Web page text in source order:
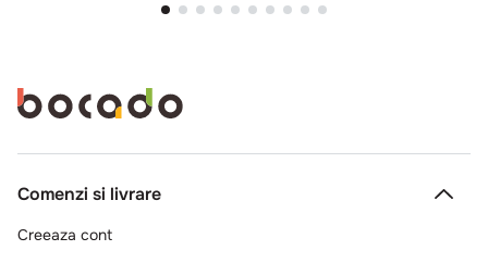
Comenzi si livrare
Creeaza cont